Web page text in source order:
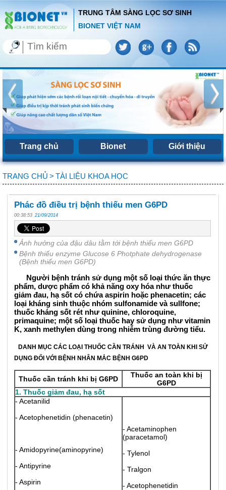
TRUNG TÂM SÀNG LỌC SƠ SINH
BIONET VIỆT NAM
Trang chủ Bionet Giới thiệu
TRANG CHỦ > TÀI LIỆU KHOA HỌC
Phác đồ điều trị bệnh thiếu men G6PD
00:38:53 21/09/2014
Ảnh hưởng của đậu dâu tằm tới bệnh thiếu men G6PD
Bệnh thiếu enzyme Glucose 6 Photphate dehydrogenase
(Bệnh thiếu men G6PD)
Người bệnh tránh sử dụng một số loại thức ăn thực
phẩm, dược phẩm có khả năng oxy hóa như thuốc
giảm đau, hạ sốt có chứa aspirin hoặc phenacetin; các
loại kháng sinh thuộc nhóm sulfonamide và sullfone;
thuốc kháng sốt rét như quinine, chloroquine,
primaquine; một số loại thuốc hay sử dụng như vitamin
K, xanh methylen dùng trong nhiễm trùng đường tiểu.
DANH MỤC CÁC LOẠI THUỐC CẦN TRÁNH VÀ AN TOÀN KHI SỬ
DỤNG ĐỐI VỚI BỆNH NHÂN MẮC BỆNH G6PD
Thuốc cần tránh khi bị G6PD
Thuốc an toàn khi bị
G6PD
1. Thuốc giảm đau, hạ sốt
- Acetanilid
- Acetophenetidin (phenacetin)
- Amidopyrine(aminopyrine)
- Antipyrine
- Aspirin
- Acetaminophen
(paracetamol)
- Tylenol
- Tralgon
- Acetophenetidin